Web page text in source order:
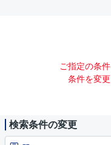
ご指定の条
条件を変
検索条件の変更